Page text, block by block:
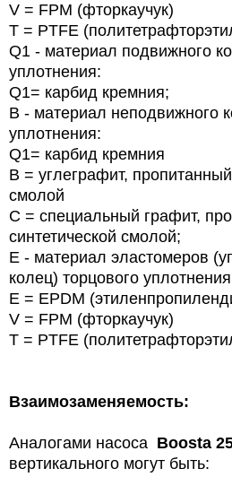
V = FPM (фторкаучук)
T = PTFE
Q1 - материал подвижного
уплотнения:
Q1= карбид кремния;
B - материал неподвижного
уплотнения:
Q1= карбид кремния
B = углеграфит,
смолой
С = специальный графит,
синтетической смолой;
E - материал эластомеров
колец) торцового
E = EPDM
V = FPM (фторкаучук)
T = PTFE
Взаимозаменяемость:
Аналогами насоса Boosta
вертикального могут быть: